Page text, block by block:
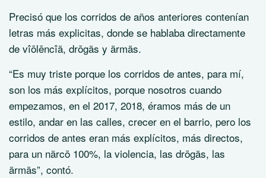
Precisó que los corridos de años anteriores contenían
letras más explicitas, donde se hablaba directamente
de vîōlēncîã, drōgãs y ãrmãs.
“Es muy triste porque los corridos de antes, para mí,
son los más explícitos, porque nosotros cuando
empezamos, en el 2017, 2018, éramos más de un
estilo, andar en las calles, crecer en el barrio, pero los
corridos de antes eran más explícitos, más directos,
para un nãrcō 100%, la violencia, las drōgãs, las
ãrmãs”, contó.